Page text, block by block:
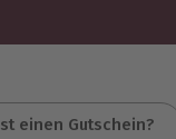
einen Gutschein?